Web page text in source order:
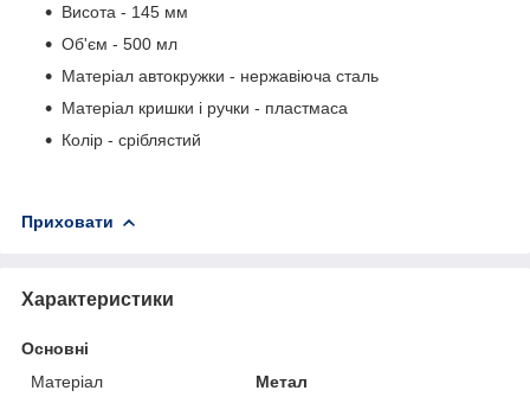
Висота - 145 мм
Об'єм - 500 мл
Матеріал автокружки - нержавіюча сталь
Матеріал кришки і ручки - пластмаса
Колір - сріблястий
Приховати
Характеристики
Основні
Матеріал
Метал